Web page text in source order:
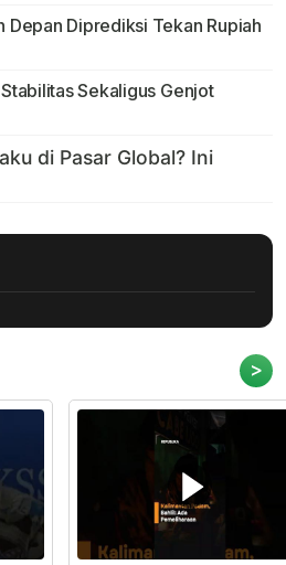
Depan Diprediksi Tekan Rupiah
Sekaligus Genjot
>